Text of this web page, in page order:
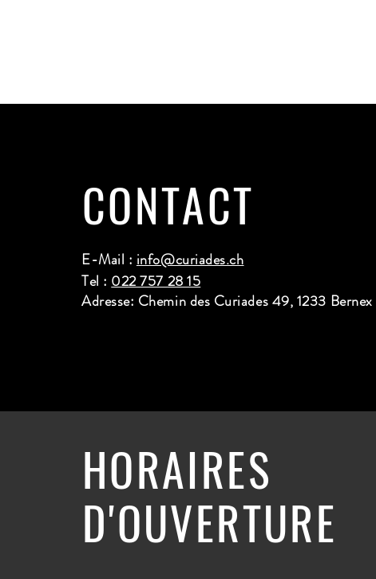
CONTACT
E-Mail : info@curiades.ch
Tel : 022 757 28 15
Adresse: Chemin des Curiades 49, 1233 Bernex
HORAIRES
D'OUVERTURE